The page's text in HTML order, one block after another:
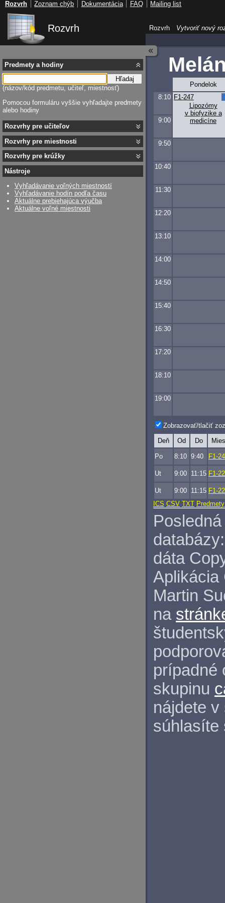
Rozvrh
Pondelok
8:10
Lipozómy
v biofyzike a
medicíne
F1-247
9:00
9:50
10:40
11:30
12:20
13:10
14:00
14:50
15:40
16:30
17:20
18:10
19:00
Zobrazovať/tlačiť
Deň Od Do
Po 8:10 9:40 F1-
Ut 9:00 11:15 F1-
Ut 9:00 11:15 F1-
ICS CSV TXT Predmety
databázy:
dáta
Aplikácia
Martin
na
prípadné
skupinu
nájdete
Predmety a hodiny
Hľadaj
(názov/kód predmetu, učiteľ, miestnosť)
Pomocou formuláru vyššie vyhľadajte predmety
alebo hodiny
Rozvrhy pre učiteľov
Rozvrhy pre miestnosti
Rozvrhy pre krúžky
Nástroje
Vyhľadávanie voľných miestností
Vyhľadávanie hodín podľa času
Aktuálne prebiehajúca výučba
Aktuálne voľné miestnosti
Rozvrh Vytvoriť nový
Rozvrh Zoznam chýb Dokumentácia FAQ Mailing list